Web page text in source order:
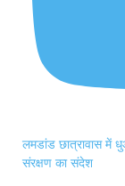
लमडांड छात्रावास में
संरक्षण का संदेश